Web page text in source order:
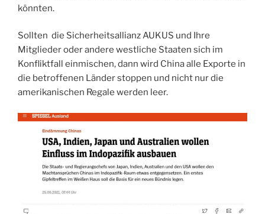
könnten.
Sollten die Sicherheitsallianz AUKUS und Ihre
Mitglieder oder andere westliche Staaten sich im
Konfliktfall einmischen, dann wird China alle Exporte in
die betroffenen Länder stoppen und nicht nur die
amerikanischen Regale werden leer.